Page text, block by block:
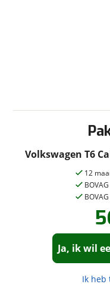
Volkswagen T6
12
Ja, ik wil
Vraag
aan!
Scharphof
snel Ik heb
Stel een
Scharphof
snel contact